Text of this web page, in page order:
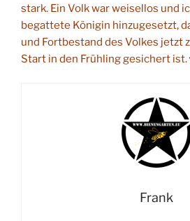
stark. Ein Volk war weisellos und
begattete Königin hinzugesetzt,
und Fortbestand des Volkes jetzt
Start in den Frühling gesichert ist.
Frank